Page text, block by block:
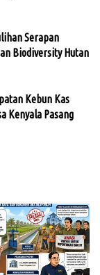
Serapan
Biodiversity Hutan
Kebun Kas
Kenyala Pasang